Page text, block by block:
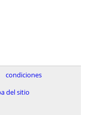
condiciones
del sitio